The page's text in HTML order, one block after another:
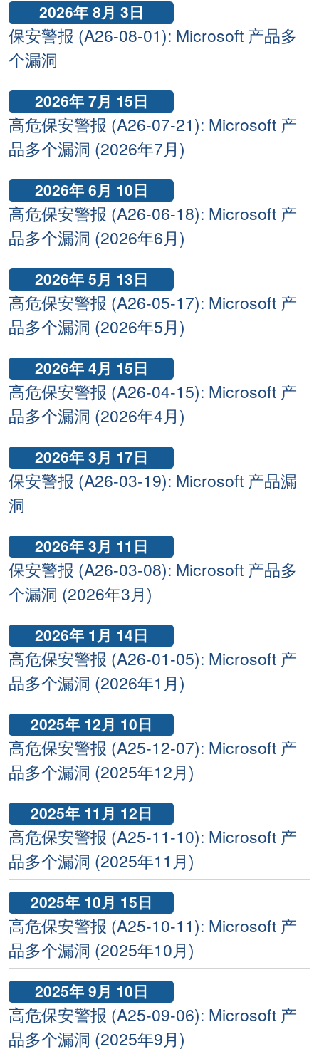
2026年 8月 3日
保安警报 (A26-08-01): Microsoft 产品多
个漏洞
2026年 7月 15日
高危保安警报 (A26-07-21): Microsoft 产
品多个漏洞 (2026年7月)
2026年 6月 10日
高危保安警报 (A26-06-18): Microsoft 产
品多个漏洞 (2026年6月)
2026年 5月 13日
高危保安警报 (A26-05-17): Microsoft 产
品多个漏洞 (2026年5月)
2026年 4月 15日
高危保安警报 (A26-04-15): Microsoft 产
品多个漏洞 (2026年4月)
2026年 3月 17日
保安警报 (A26-03-19): Microsoft 产品漏
洞
2026年 3月 11日
保安警报 (A26-03-08): Microsoft 产品多
个漏洞 (2026年3月)
2026年 1月 14日
高危保安警报 (A26-01-05): Microsoft 产
品多个漏洞 (2026年1月)
2025年 12月 10日
高危保安警报 (A25-12-07): Microsoft 产
品多个漏洞 (2025年12月)
2025年 11月 12日
高危保安警报 (A25-11-10): Microsoft 产
品多个漏洞 (2025年11月)
2025年 10月 15日
高危保安警报 (A25-10-11): Microsoft 产
品多个漏洞 (2025年10月)
2025年 9月 10日
高危保安警报 (A25-09-06): Microsoft 产
品多个漏洞 (2025年9月)